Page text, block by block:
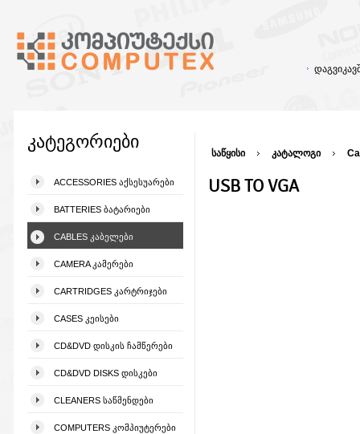
კატეგორიები
ACCESSORIES ᲐᲥᲡᲔᲡᲣᲐᲠᲔᲑᲘ
BATTERIES ᲑᲐᲢᲐᲠᲘᲔᲑᲘ
CABLES ᲙᲐᲑᲔᲚᲔᲑᲘ
CAMERA ᲙᲐᲛᲔᲠᲔᲑᲘ
CARTRIDGES ᲙᲐᲠᲢᲠᲘᲯᲔᲑᲘ
CASES ᲙᲔᲘᲡᲔᲑᲘ
CD&DVD ᲓᲘᲡᲙᲘᲡ ᲩᲐᲛᲬᲔᲠᲔᲑᲘ
CD&DVD DISKS ᲓᲘᲡᲙᲔᲑᲘ
CLEANERS ᲡᲐᲬᲛᲔᲜᲓᲔᲑᲘ
COMPUTERS ᲙᲝᲛᲞᲘᲣᲢᲔᲠᲔᲑᲘ
საწყისი კატალოგი
USB TO VGA